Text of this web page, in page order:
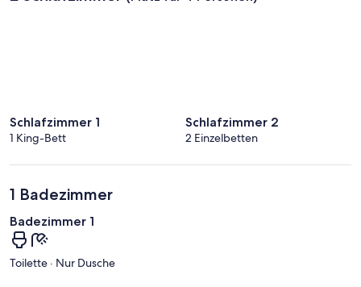
Schlafzimmer 1
1 King-Bett
Schlafzimmer 2
2 Einzelbetten
1 Badezimmer
Badezimmer 1
Toilette · Nur Dusche